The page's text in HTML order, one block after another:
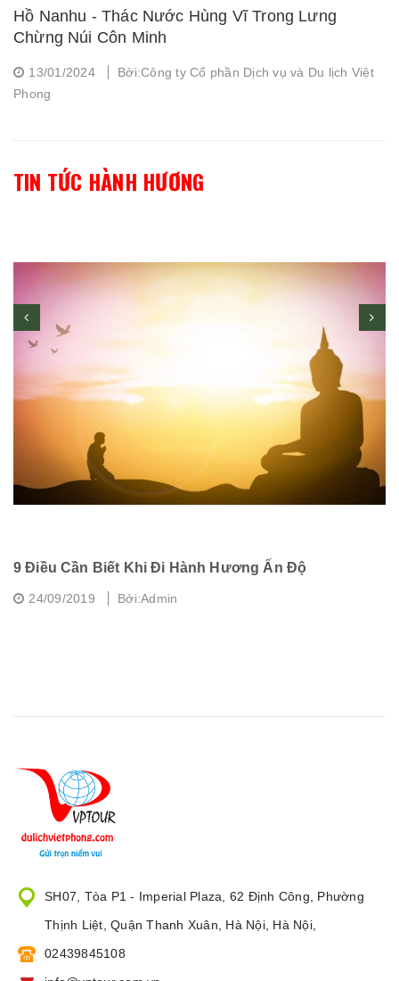
Hồ Nanhu - Thác Nước Hùng Vĩ Trong Lưng
Chừng Núi Côn Minh
13/01/2024
Bởi:Công ty Cổ phần Dịch vụ và Du lịch Việt
Phong
TIN TỨC HÀNH HƯƠNG
9 Điều Cần Biết Khi Đi Hành Hương Ấn Độ
24/09/2019 Bởi:Admin
SH07, Tòa P1 - Imperial Plaza, 62 Định Công, Phường
Thịnh Liệt, Quận Thanh Xuân, Hà Nội, Hà Nội,
02439845108